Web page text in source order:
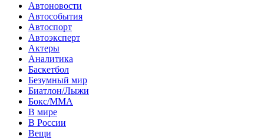
Автоновости
Автособытия
Автоспорт
Автоэксперт
Актеры
Аналитика
Баскетбол
Безумный мир
Биатлон/Лыжи
Бокс/MMA
В мире
В России
Вещи